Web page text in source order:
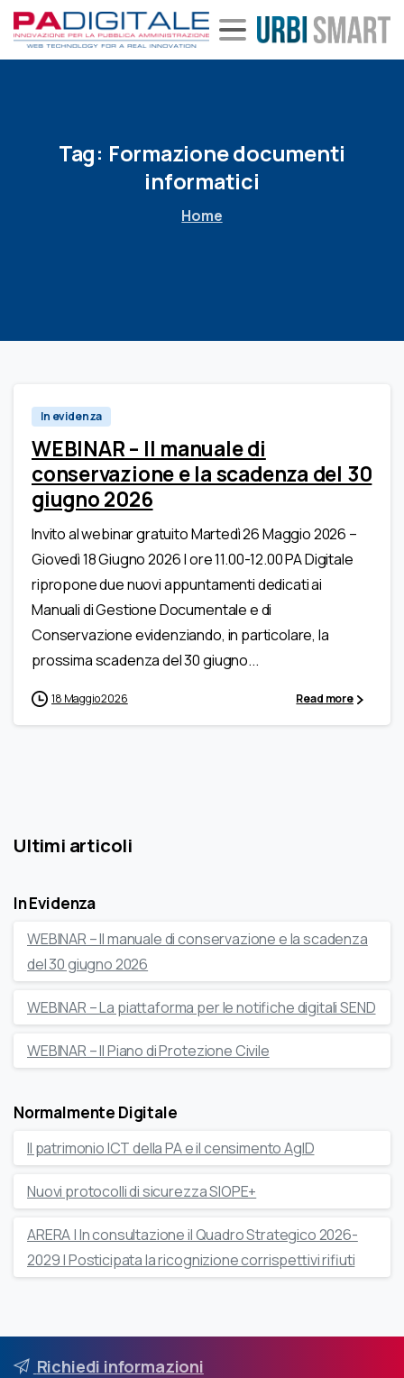
Tag: Formazionedocumenti
informatici
Home
In evidenza
WEBINAR – Il manuale di
conservazione e la scadenza del 30
giugno 2026
Invito al webinar gratuito Martedì 26 Maggio 2026 –
Giovedì 18 Giugno 2026 | ore 11.00-12.00 PA Digitale
ripropone due nuovi appuntamenti dedicati ai
Manuali di Gestione Documentale e di
Conservazione evidenziando, in particolare, la
prossima scadenza del 30 giugno...
18 Maggio 2026 Read more
Ultimi articoli
In Evidenza
WEBINAR – Il manuale di conservazione e la scadenza
del 30 giugno 2026
WEBINAR – La piattaforma per le notifiche digitali SEND
WEBINAR – Il Piano di Protezione Civile
Normalmente Digitale
Il patrimonio ICT della PA e il censimento AgID
Nuovi protocolli di sicurezza SIOPE+
ARERA | In consultazione il Quadro Strategico 2026-
2029 | Posticipata la ricognizione corrispettivi rifiuti
Richiedi informazioni